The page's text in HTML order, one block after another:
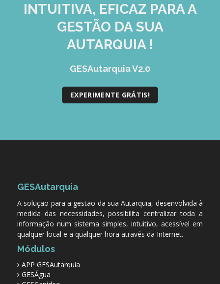
INTUITIVA, EFICAZ PARA A
GESTÃO DA SUA
AUTARQUIA !
GESAutarquia V2.0
EXPERIMENTE GRÁTIS!
GESAutarquia
A solução para a gestão da sua Autarquia, desenvolvida à
medida das necessidades, possibilita centralizar toda a
informação num sistema simples, intuitivo, acessível em
qualquer local e a qualquer hora através da Internet.
Módulos
APP GESAutarquia
GESÁgua